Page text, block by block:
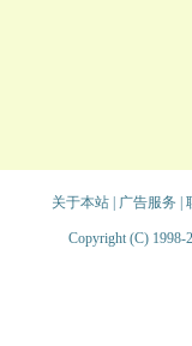
关于本站| 广告服务
Copyright (C) 1998-